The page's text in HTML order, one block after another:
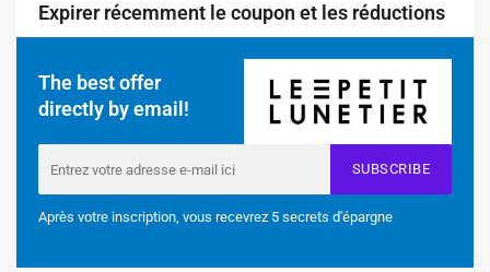
Expirer récemment le coupon et les réductions
The best offer
directly by email!
SUBSCRIBE
Après votre inscription, vous recevrez 5 secrets d'épargne